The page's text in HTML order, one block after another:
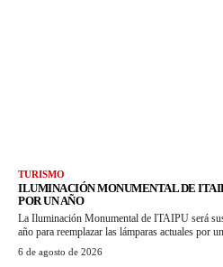
TURISMO
ILUMINACIÓN MONUMENTAL DE
POR UN AÑO
La Iluminación Monumental de ITAIPU será
año para reemplazar las lámparas actuales por
6 de agosto de 2026